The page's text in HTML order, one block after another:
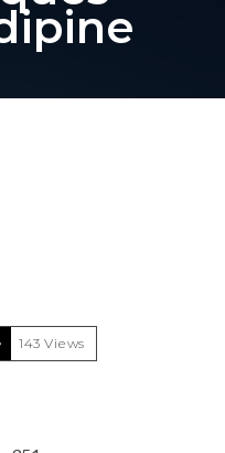
143 Views